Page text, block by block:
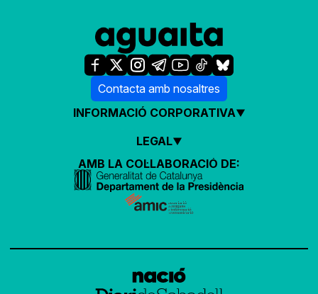
Contacta amb nosaltres
INFORMACIÓ CORPORATIVA
LEGAL
AMB LA COL·LABORACIÓ DE: